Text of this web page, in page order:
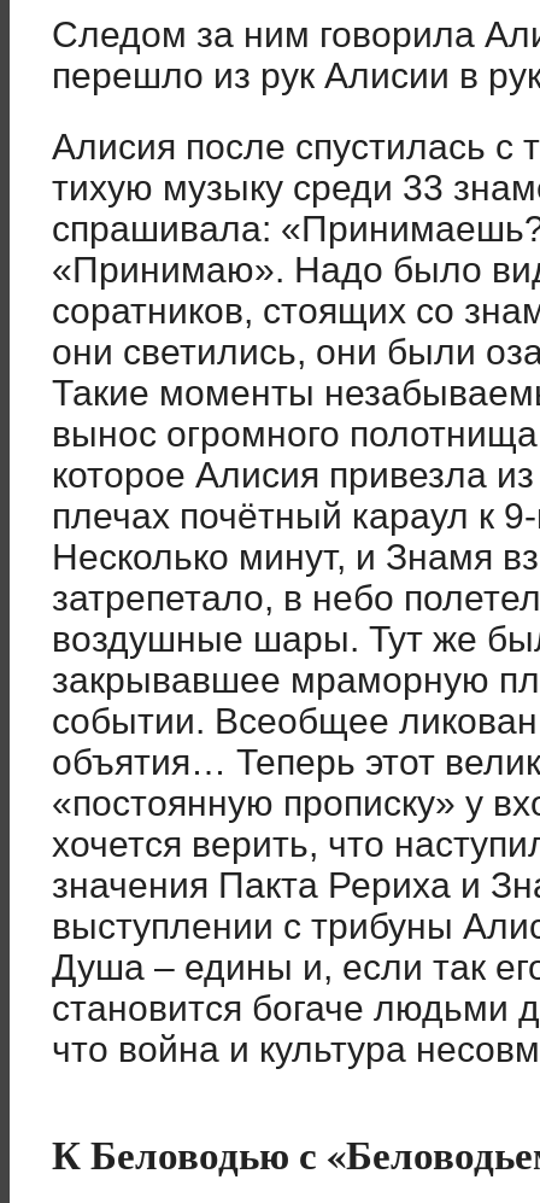
Следом за ним говорила
перешло из рук Алисии в
Алисия после спустилась
тихую музыку среди 33
спрашивала:
«Принимаю». Надо было
соратников, стоящих со
они светились, они были
Такие моменты
вынос огромного
которое Алисия привезла
плечах почётный караул к
Несколько минут, и Знамя
затрепетало, в небо
воздушные шары. Тут же
закрывавшее мраморную
событии. Всеобщее
объятия… Теперь этот
«постоянную прописку» у
хочется верить, что
значения Пакта Рериха и
выступлении с трибуны
Душа – едины и, если так
становится богаче
что война и культура
К Беловодью с